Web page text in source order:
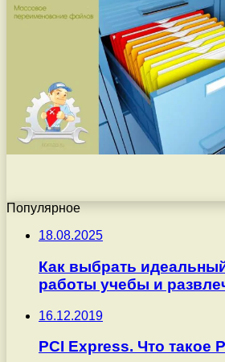
Популярное
18.08.2025
Как выбрать
работы учебы и
16.12.2019
PCI Express. Что такое